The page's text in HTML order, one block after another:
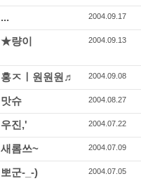
... 2004.09.17
★량이 2004.09.13
홍ㅈㅣ원원원♬ 2004.09.08
맛슈 2004.08.27
우진,' 2004.07.22
새롬쓰~ 2004.07.09
뽀군-_-) 2004.07.05